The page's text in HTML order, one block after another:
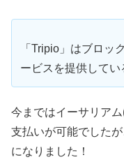
「Tripio」はブロッ
ービスを提供してい
今まではイーサリア
支払いが可能でした
になりました！